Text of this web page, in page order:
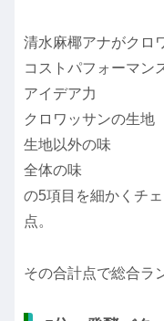
清水麻椰アナがクロ
コストパフォーマン
アイデア力
クロワッサンの生地
生地以外の味
全体の味
の5項目を細かくチ
点。
その合計点で総合ラ